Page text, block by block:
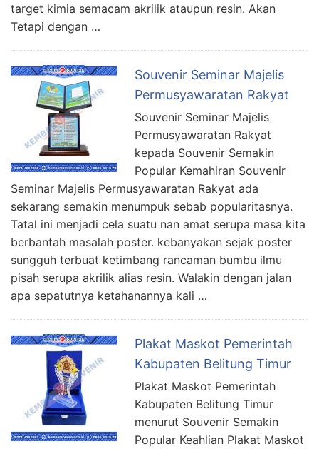
target kimia semacam akrilik ataupun resin. Akan
Tetapi dengan …
Souvenir Seminar Majelis
Permusyawaratan Rakyat
Souvenir Seminar Majelis
Permusyawaratan Rakyat
kepada Souvenir Semakin
Popular Kemahiran Souvenir
Seminar Majelis Permusyawaratan Rakyat ada
sekarang semakin menumpuk sebab popularitasnya.
Tatal ini menjadi cela suatu nan amat serupa masa kita
berbantah masalah poster. kebanyakan sejak poster
sungguh terbuat ketimbang rancaman bumbu ilmu
pisah serupa akrilik alias resin. Walakin dengan jalan
apa sepatutnya ketahanannya kali …
Plakat Maskot Pemerintah
Kabupaten Belitung Timur
Plakat Maskot Pemerintah
Kabupaten Belitung Timur
menurut Souvenir Semakin
Popular Keahlian Plakat Maskot